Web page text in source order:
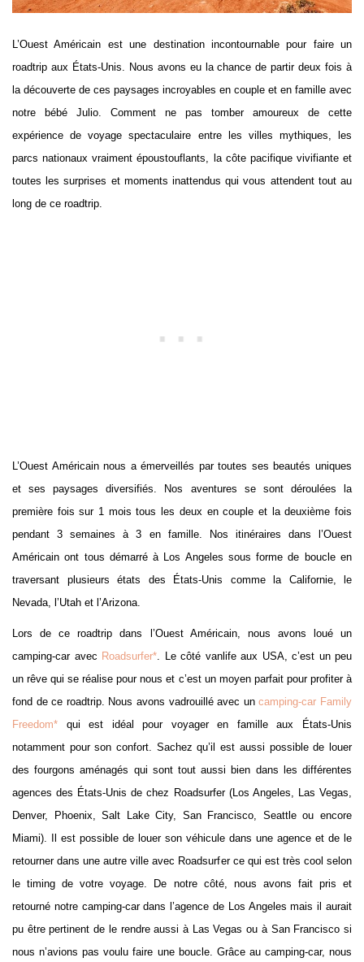
L’Ouest Américain est une destination incontournable pour faire un
roadtrip aux États-Unis. Nous avons eu la chance de partir deux fois à
la découverte de ces paysages incroyables en couple et en famille avec
notre bébé Julio. Comment ne pas tomber amoureux de cette
expérience de voyage spectaculaire entre les villes mythiques, les
parcs nationaux vraiment époustouflants, la côte pacifique vivifiante et
toutes les surprises et moments inattendus qui vous attendent tout au
long de ce roadtrip.
L’Ouest Américain nous a émerveillés par toutes ses beautés uniques
et ses paysages diversifiés. Nos aventures se sont déroulées la
première fois sur 1 mois tous les deux en couple et la deuxième fois
pendant 3 semaines à 3 en famille. Nos itinéraires dans l’Ouest
Américain ont tous démarré à Los Angeles sous forme de boucle en
traversant plusieurs états des États-Unis comme la Californie, le
Nevada, l’Utah et l’Arizona.
Lors de ce roadtrip dans l’Ouest Américain, nous avons loué un
camping-car avec Roadsurfer*. Le côté vanlife aux USA, c’est un peu
un rêve qui se réalise pour nous et c’est un moyen parfait pour profiter à
fond de ce roadtrip. Nous avons vadrouillé avec uncamping-car Family
Freedom* qui est idéal pour voyager en famille aux États-Unis
notamment pour son confort. Sachez qu’il est aussi possible de louer
des fourgons aménagés qui sont tout aussi bien dans les différentes
agences des États-Unis de chez Roadsurfer (Los Angeles, Las Vegas,
Denver, Phoenix, Salt Lake City, San Francisco, Seattle ou encore
Miami). Il est possible de louer son véhicule dans une agence et de le
retourner dans une autre ville avec Roadsurfer ce qui est très cool selon
le timing de votre voyage. De notre côté, nous avons fait pris et
retourné notre camping-car dans l’agence de Los Angeles mais il aurait
pu être pertinent de le rendre aussi à Las Vegas ou à San Francisco si
nous n’avions pas voulu faire une boucle. Grâce au camping-car, nous